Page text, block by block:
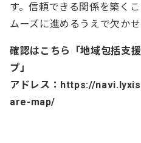
す。信頼できる関係を築く
ムーズに進めるうえで欠かせ
確認はこちら「地域包括支
プ」
アドレス：https://
are-map/